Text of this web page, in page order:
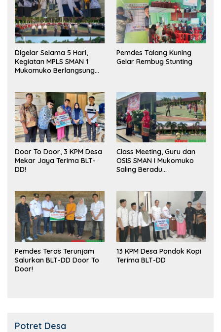
Digelar Selama 5 Hari,
Kegiatan MPLS SMAN 1
Mukomuko Berlangsung
Pemdes Talang Kuning
Gelar Rembug Stunting
Door To Door, 3 KPM Desa
Mekar Jaya Terima BLT-
DD!
Class Meeting, Guru dan
OSIS SMAN I Mukomuko
Saling Beradu
Pemdes Teras Terunjam
Salurkan BLT-DD Door To
Door!
13 KPM Desa Pondok Kopi
Terima BLT-DD
Potret Desa